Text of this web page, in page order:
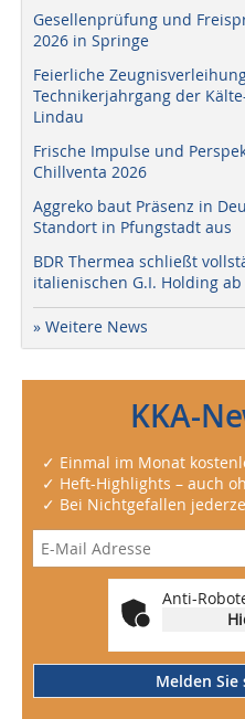
Gesellenprüfung und
2026 in Springe
Feierliche
Technikerjahrgang der
Lindau
Frische Impulse und
Chillventa 2026
Aggreko baut Präsenz in
Standort in Pfungstadt aus
BDR Thermea schließt
italienischen G.I. Holding ab
» Weitere News
KKA-
✓ Einmal im Monat
✓ Heft-Highlights – auch
✓ Bei Nichtgefallen
Anti-
Melden